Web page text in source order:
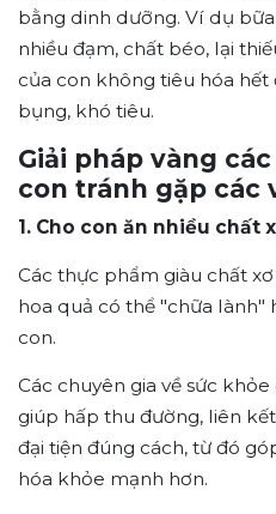
bằng dinh dưỡng. Ví dụ
nhiều đạm, chất béo, lại
của con không tiêu hóa hết
bụng, khó tiêu.
Giải pháp vàng
con tránh gặp các
1. Cho con ăn nhiều chất
Các thực phẩm giàu chất
hoa quả có thể "chữa lành"
con.
Các chuyên gia về sức
giúp hấp thu đường, liên
đại tiện đúng cách, từ đó
hóa khỏe mạnh hơn.